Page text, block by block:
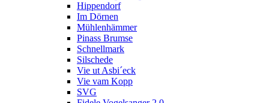
Hippendorf
Im Dörnen
Mühlenhämmer
Pinass Brumse
Schnellmark
Silschede
Vie ut Asbi´eck
Vie vam Kopp
SVG